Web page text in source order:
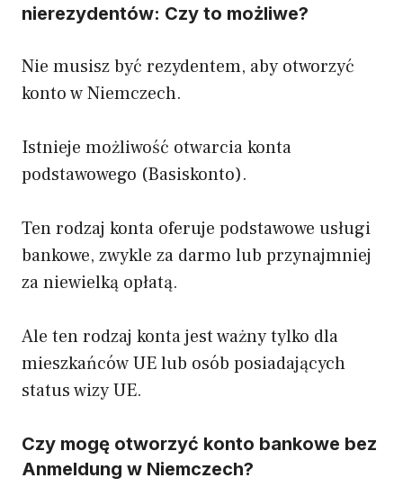
nierezydentów: Czy to możliwe?
Nie musisz być rezydentem, aby otworzyć
konto w Niemczech.
Istnieje możliwość otwarcia konta
podstawowego (Basiskonto).
Ten rodzaj konta oferuje podstawowe usługi
bankowe, zwykle za darmo lub przynajmniej
za niewielką opłatą.
Ale ten rodzaj konta jest ważny tylko dla
mieszkańców UE lub osób posiadających
status wizy UE.
Czy mogę otworzyć konto bankowe bez
Anmeldung w Niemczech?